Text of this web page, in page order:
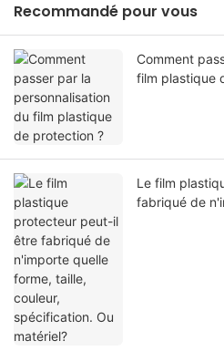
Recommandé pour vous
Comment
film plastique
Le film
fabriqué de